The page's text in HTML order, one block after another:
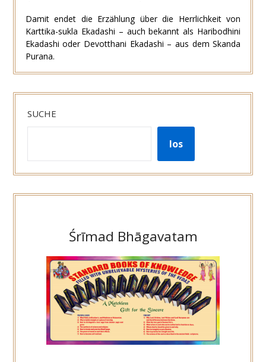
Damit endet die Erzählung über die Herrlichkeit von
Karttika-sukla Ekadashi – auch bekannt als Haribodhini
Ekadashi oder Devotthani Ekadashi – aus dem Skanda
Purana.
SUCHE
los
Śrīmad Bhāgavatam